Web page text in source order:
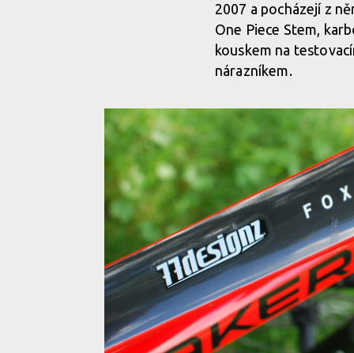
2007 a pocházejí z
One Piece Stem,
kouskem na
nárazníkem.